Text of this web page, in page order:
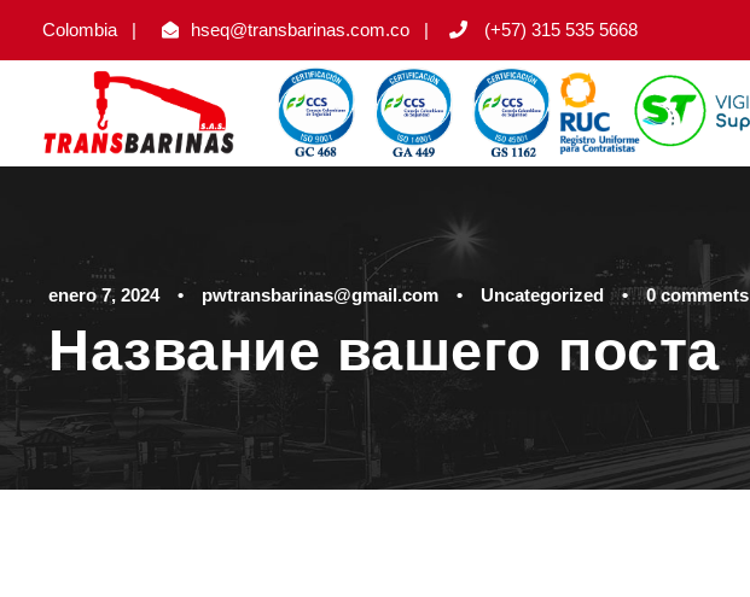
Colombia | hseq@transbarinas.com.co | (+57) 315 535 5668
enero 7, 2024 • pwtransbarinas@gmail.com • Uncategorized • 0 comments
Название вашего поста